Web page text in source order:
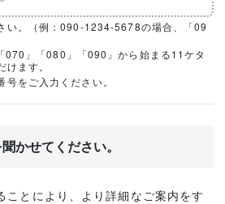
い。（例：090-1234-5678の場合、「09
070」「080」「090」から始まる11ケタ
ます。
をご入力ください。
かせてください。
ことにより、より詳細なご案内をす